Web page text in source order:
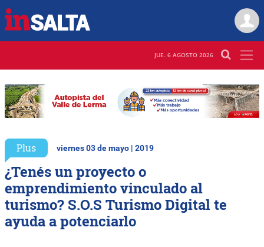
JUE. 6 AGOSTO 2026
Plus viernes 03 de mayo | 2019
¿Tenés un proyecto o
emprendimiento vinculado al
turismo? S.O.S Turismo Digital te
ayuda a potenciarlo